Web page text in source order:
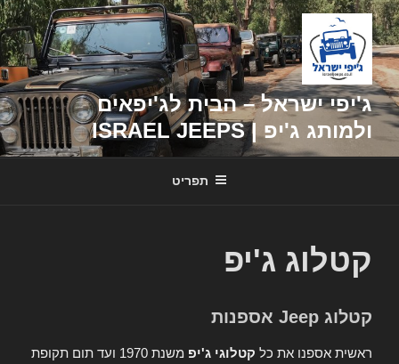
דילוג
לתוכן
ג'יפי ישראל – הבית לג'יפאים
ולמותג ג'יפ | ISRAEL JEEPS
תפריט
קטלוג ג'יפ
קטלוג Jeep אספנות
ראשית אספנו את כל קטלוגי ג'יפ
משנת 1970 ועד תום תקופת